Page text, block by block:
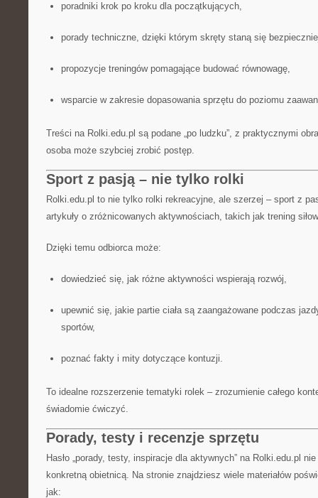
poradniki krok po kroku dla początkujących,
porady techniczne, dzięki którym skręty staną się
propozycje treningów pomagające budować równowagę,
wsparcie w zakresie dopasowania sprzętu do poziomu
Treści na Rolki.edu.pl są podane „po ludzku”, z praktycznymi
osoba może szybciej zrobić postęp.
Sport z pasją – nie tylko rolki
Rolki.edu.pl to nie tylko rolki rekreacyjne, ale szerzej – sport z
artykuły o zróżnicowanych aktywnościach, takich jak trening
Dzięki temu odbiorca może:
dowiedzieć się, jak różne aktywności wspierają rozwój,
upewnić się, jakie partie ciała są zaangażowane podczas
sportów,
poznać fakty i mity dotyczące kontuzji.
To idealne rozszerzenie tematyki rolek – zrozumienie całego
świadomie ćwiczyć.
Porady, testy i recenzje sprzętu
Hasło „porady, testy, inspiracje dla aktywnych” na Rolki.edu.pl
konkretną obietnicą. Na stronie znajdziesz wiele materiałów
jak: